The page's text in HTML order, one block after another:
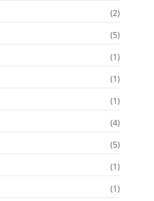
(2)
(5)
(1)
(1)
(1)
(4)
(5)
(1)
(1)